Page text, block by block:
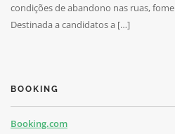
condições de abandono nas ruas,
Destinada a candidatos a […]
BOOKING
Booking.com